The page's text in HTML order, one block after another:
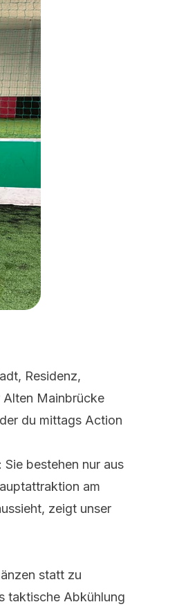
Residenz,
Alten Mainbrücke
du mittags Action
bestehen nur aus
am
zeigt unser
statt zu
taktische Abkühlung